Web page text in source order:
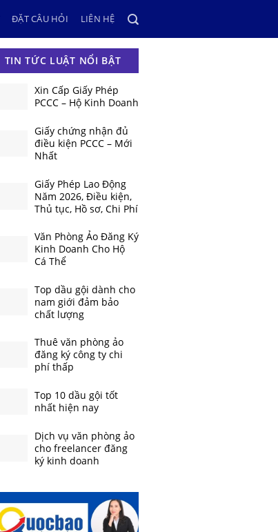
ĐẶT CÂU HỎI LIÊN HỆ
TIN TỨC LUẬT NỔI BẬT
Xin Cấp Giấy Phép
PCCC – Hộ Kinh Doanh
Giấy chứng nhận đủ
điều kiện PCCC – Mới
Nhất
Giấy Phép Lao Động
Năm 2026, Điều kiện,
Thủ tục, Hồ sơ, Chi Phí
Văn Phòng Ảo Đăng Ký
Kinh Doanh Cho Hộ
Cá Thể
Top dầu gội dành cho
nam giới đảm bảo
chất lượng
Thuê văn phòng ảo
đăng ký công ty chi
phí thấp
Top 10 dầu gội tốt
nhất hiện nay
Dịch vụ văn phòng ảo
cho freelancer đăng
ký kinh doanh